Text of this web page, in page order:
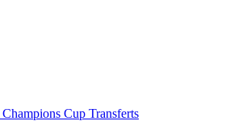
Champions Cup Transferts